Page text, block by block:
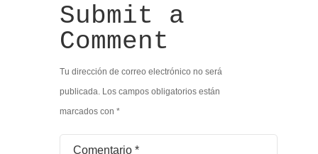
Submit a
Comment
Tu dirección de correo electrónico no será
publicada. Los campos obligatorios están
marcados con *